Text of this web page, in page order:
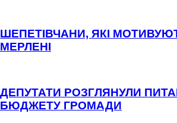
ШЕПЕТІВЧАНИ, ЯКІ
МЕРЛЕНІ
ДЕПУТАТИ РОЗГЛЯНУЛИ
БЮДЖЕТУ ГРОМАДИ